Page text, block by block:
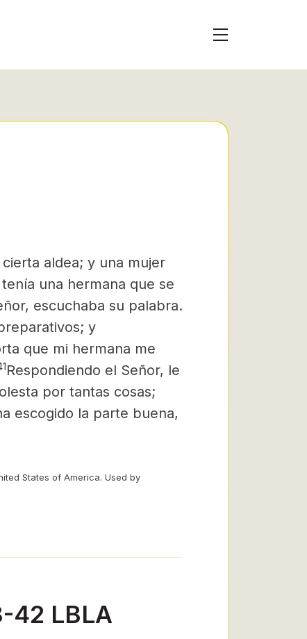
aldea; y una mujer
una hermana que se
escuchaba su palabra.
y
que mi hermana me
Respondiendo el Señor, le
por tantas cosas;
escogido la parte buena,
States of America. Used by
42 LBLA